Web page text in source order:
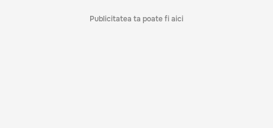
Publicitatea ta poate fi aici